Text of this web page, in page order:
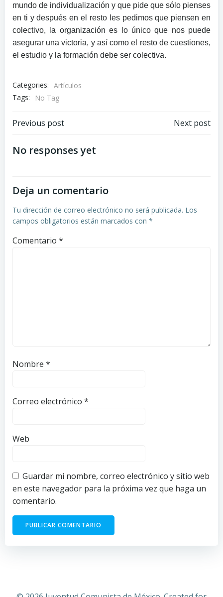
mundo de individualización y que pide que sólo pienses
en ti y después en el resto les pedimos que piensen en
colectivo, la organización es lo único que nos puede
asegurar una victoria, y así como el resto de cuestiones,
el estudio y la formación debe ser colectiva.
Categories: Artículos
Tags:
No Tag
Navegación
de
Previous post
Navegación
Next post
No responses yet
Deja un comentario
Tu dirección de correo electrónico no será publicada. Los
campos obligatorios están marcados con *
Comentario *
Nombre *
Correo electrónico *
Web
Guardar mi nombre, correo electrónico y sitio web
en este navegador para la próxima vez que haga un
comentario.